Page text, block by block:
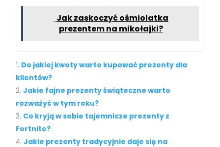
Jak zaskoczyć ośmiolatka
prezentem na mikołajki?
Do jakiej kwoty warto kupować prezenty dla
klientów?
Jakie fajne prezenty świąteczne warto
rozważyć w tym roku?
Co kryją w sobie tajemnicze prezenty z
Fortnite?
Jakie prezenty tradycyjnie daje się na